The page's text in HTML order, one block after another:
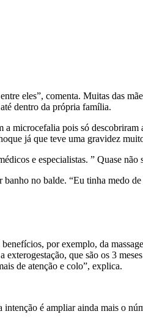
eles”, comenta. Muitas das
dentro da própria família.
microcefalia pois só
já que teve uma gravidez
e especialistas. ” Quase não
no balde. “Eu tinha medo
por exemplo, da
que são os 3
de atenção e colo”, explica.
é ampliar ainda mais o